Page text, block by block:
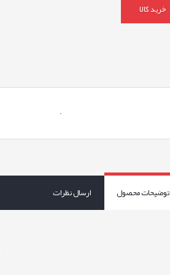
خرید کالا
.
توضیحات محصول ارسال نظرات